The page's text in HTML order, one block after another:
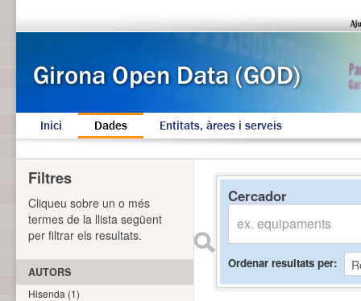
Inici Dades Entitats, àrees i serveis
Cercador
Ordenar resultats per
Filtres
Cliqueu sobre un o més
termes de la llista següent
per filtrar els resultats.
AUTORS
Hisenda (1)